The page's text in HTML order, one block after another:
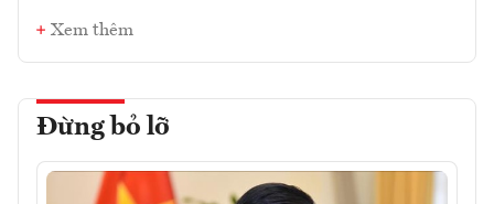
Xem thêm
Đừng bỏ lỡ